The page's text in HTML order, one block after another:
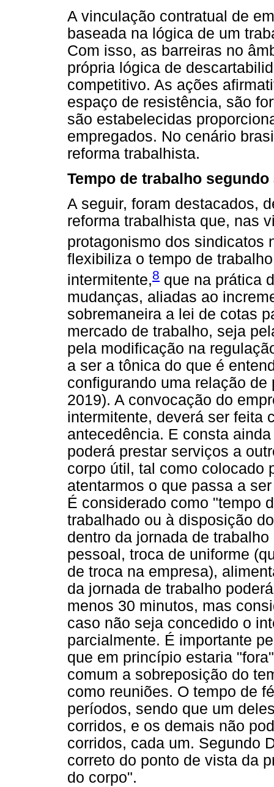
A vinculação contratual de
baseada na lógica de um
Com isso, as barreiras no
própria lógica de
competitivo. As ações
espaço de resistência, são
são estabelecidas
empregados. No cenário
reforma trabalhista.
Tempo de trabalho
A seguir, foram destacados,
reforma trabalhista que, nas
protagonismo dos sindicatos
flexibiliza o tempo de
intermitente,8 que na prática
mudanças, aliadas ao
sobremaneira a lei de cotas
mercado de trabalho, seja
pela modificação na
a ser a tônica do que é
configurando uma relação
2019). A convocação do
intermitente, deverá ser feita
antecedência. E consta
poderá prestar serviços a
corpo útil, tal como colocado
atentarmos o que passa a
É considerado como "tempo
trabalhado ou à disposição
dentro da jornada de
pessoal, troca de uniforme
de troca na empresa),
da jornada de trabalho
menos 30 minutos, mas
caso não seja concedido o
parcialmente. É importante
que em princípio estaria
comum a sobreposição do
como reuniões. O tempo de
períodos, sendo que um
corridos, e os demais não
corridos, cada um. Segundo
correto do ponto de vista da
do corpo".